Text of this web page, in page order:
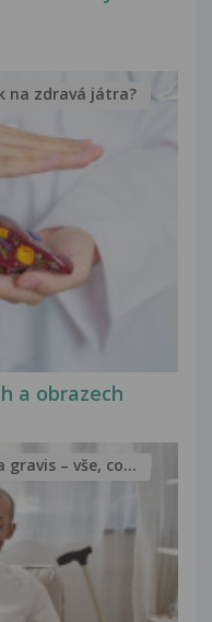
a obrazech
na zdravá játra?
gravis – vše, co...